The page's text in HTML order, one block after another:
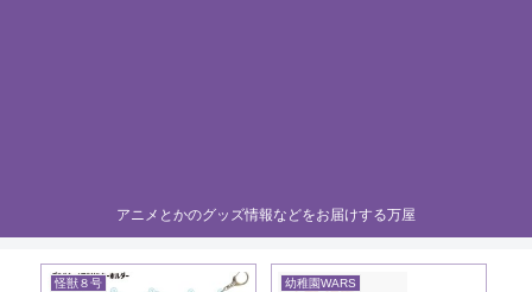
アニメとかのグッズ情報などをお届けする万屋
怪獣８号 幼稚園WARS